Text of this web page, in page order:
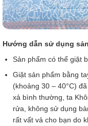
Hướng dẫn sử dụng
Sản phẩm có thể giặt
Giặt sản phẩm bằng
(khoảng 30 – 40°C)
xả bình thường, ta
rửa, không sử dụng
rất vất vả cho bạn do